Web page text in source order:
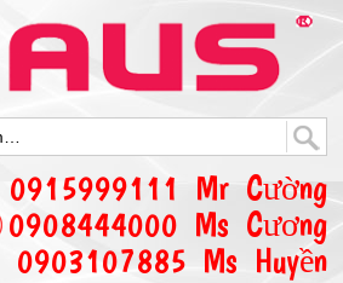
0915999111 Mr Cường
0908444000 Ms Cương
0903107885 Ms Huyền